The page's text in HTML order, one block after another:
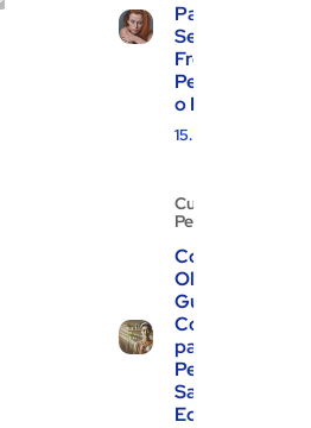
Para Se
Sentir
Fresca e
Perfumada
o Dia Todo
15.07.2025
Cuidados
Pessoais
Controle de
Oleosidade:
Guia
Completo
para uma
Pele
Saudável e
Equilibrada